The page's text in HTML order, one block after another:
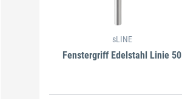
sLINE
Fenstergriff Edelstahl Linie 50